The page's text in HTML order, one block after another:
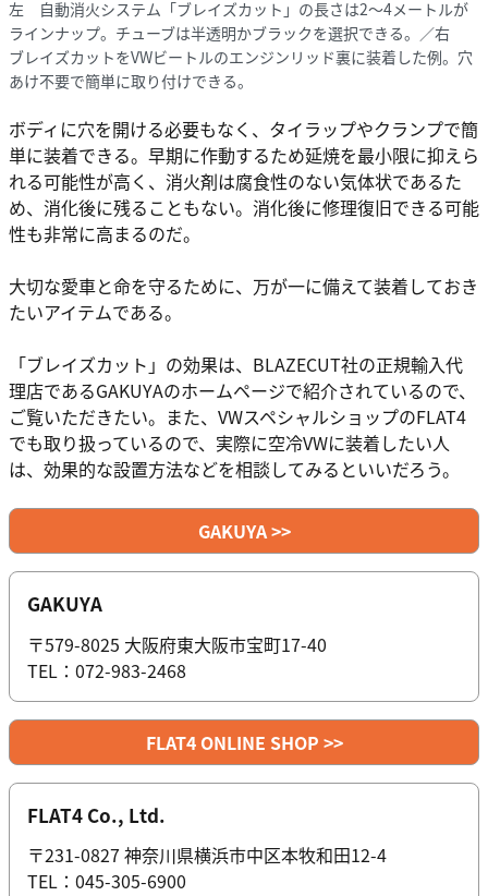
左 自動消火システム「ブレイズカット」の長さは2～4メートルが
ラインナップ。チューブは半透明かブラックを選択できる。／右
ブレイズカットをVWビートルのエンジンリッド裏に装着した例。穴
あけ不要で簡単に取り付けできる。
ボディに穴を開ける必要もなく、タイラップやクランプで簡
単に装着できる。早期に作動するため延焼を最小限に抑えら
れる可能性が高く、消火剤は腐食性のない気体状であるた
め、消化後に残ることもない。消化後に修理復旧できる可能
性も非常に高まるのだ。
大切な愛車と命を守るために、万が一に備えて装着しておき
たいアイテムである。
「ブレイズカット」の効果は、BLAZECUT社の正規輸入代
理店であるGAKUYAのホームページで紹介されているので、
ご覧いただきたい。また、VWスペシャルショップのFLAT4
でも取り扱っているので、実際に空冷VWに装着したい人
は、効果的な設置方法などを相談してみるといいだろう。
GAKUYA >>
GAKUYA
〒579-8025 大阪府東大阪市宝町17-40
TEL：072-983-2468
FLAT4 ONLINE SHOP >>
FLAT4 Co., Ltd.
〒231-0827 神奈川県横浜市中区本牧和田12-4
TEL：045-305-6900